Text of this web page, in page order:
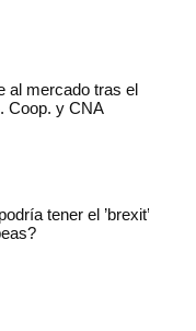
al mercado tras el
Coop. y CNA
tener el ’brexit’